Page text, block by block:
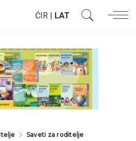
ĆIR | LAT
Saveti za roditelje